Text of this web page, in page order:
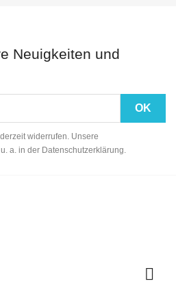
Neuigkeiten und
widerrufen. Unsere
a. in der Datenschutzerklärung.
